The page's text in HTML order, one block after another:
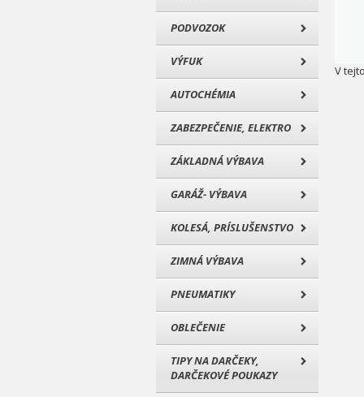
PODVOZOK
VÝFUK
AUTOCHÉMIA
ZABEZPEČENIE, ELEKTRO
ZÁKLADNÁ VÝBAVA
GARÁŽ- VÝBAVA
KOLESÁ, PRÍSLUŠENSTVO
ZIMNÁ VÝBAVA
PNEUMATIKY
OBLEČENIE
TIPY NA DARČEKY,
DARČEKOVÉ POUKAZY
V